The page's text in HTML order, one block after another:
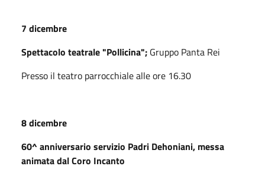
7 dicembre
Spettacolo teatrale "Pollicina"; Gruppo Panta Rei
Presso il teatro parrocchiale alle ore 16.30
8 dicembre
60^ anniversario servizio Padri Dehoniani, messa
animata dal Coro Incanto